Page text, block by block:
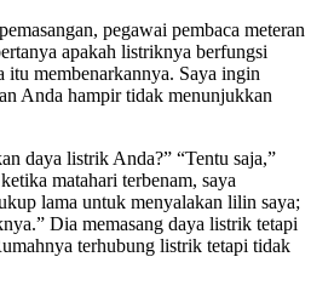
pegawai pembaca meteran
apakah listriknya berfungsi
itu membenarkannya. Saya ingin
Anda hampir tidak menunjukkan
daya listrik Anda?” “Tentu saja,”
matahari terbenam, saya
lama untuk menyalakan lilin saya;
Dia memasang daya listrik tetapi
terhubung listrik tetapi tidak